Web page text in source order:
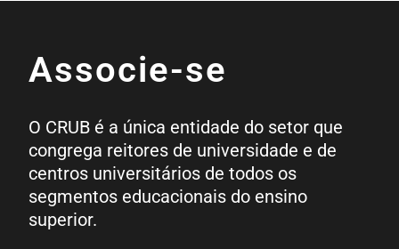
Associe-se
O CRUB é a única entidade do setor que
congrega reitores de universidade e de
centros universitários de todos os
segmentos educacionais do ensino
superior.